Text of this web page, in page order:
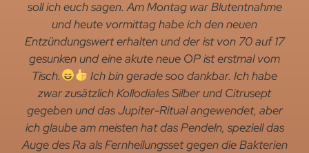
soll ich euch sagen. Am Montag war Blutentnahme
und heute vormittag habe ich den neuen
Entzündungswert erhalten und der ist von 70 auf 17
gesunken und eine akute neue OP ist erstmal vom
Tisch.
Ich bin gerade soo dankbar. Ich habe
zwar zusätzlich Kollodiales Silber und Citrusept
gegeben und das Jupiter-Ritual angewendet, aber
ich glaube am meisten hat das Pendeln, speziell das
Auge des Ra als Fernheilungsset gegen die Bakterien